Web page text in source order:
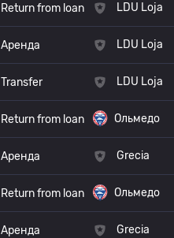
Return from loan LDU Loja
Аренда LDU Loja
Transfer LDU Loja
Return from loan Ольмедо
Аренда Grecia
Return from loan Ольмедо
Аренда Grecia